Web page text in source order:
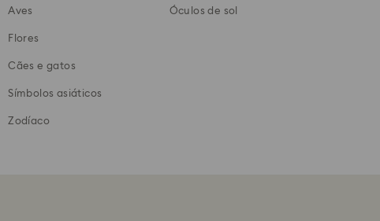
Aves
Flores
Cães e gatos
Símbolos asiáticos
Zodíaco
Óculos de sol